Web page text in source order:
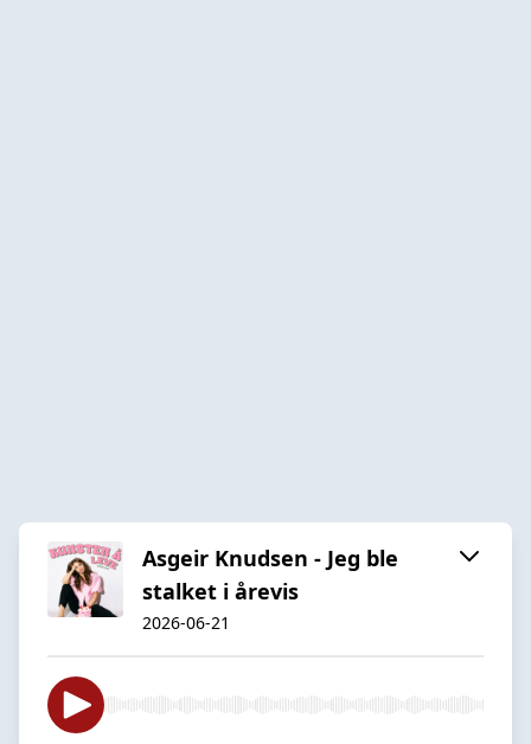
Asgeir Knudsen - Jeg ble
stalket i årevis
2026-06-21